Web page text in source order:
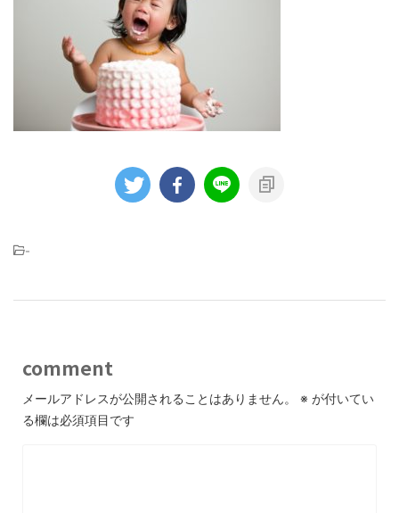
-
comment
メールアドレスが公開されることはありません。 ※ が付いてい
る欄は必須項目です